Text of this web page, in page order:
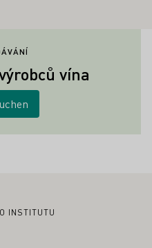
vína
INSTITUTU